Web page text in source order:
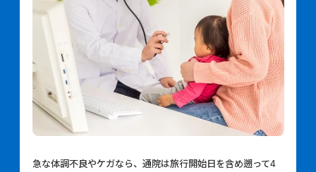
急な体調不良やケガなら、通院は旅行開始日を含め遡って4